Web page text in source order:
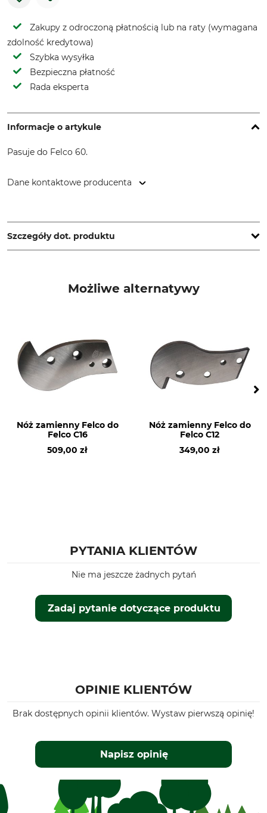
Zakupy z odroczoną płatnością lub na raty (wymagana
zdolność kredytowa)
Szybka wysyłka
Bezpieczna płatność
Rada eksperta
Informacje o artykule
Pasuje do Felco 60.
Dane kontaktowe producenta
Freiberg/N., Germany, www.felco.eu
Szczegóły dot. produktu
Możliwe alternatywy
Nóż zamienny Felco do
Felco C16
509,00 zł
Nóż zamienny Felco do
Felco C12
349,00 zł
PYTANIA KLIENTÓW
Zadaj pytanie dotyczące produktu
Nie ma jeszcze żadnych pytań
OPINIE KLIENTÓW
Brak dostępnych opinii klientów. Wystaw pierwszą opinię!
Napisz opinię